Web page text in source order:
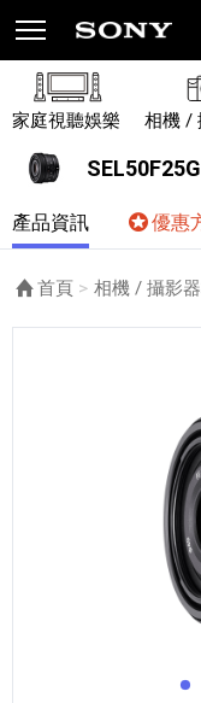
家庭視聽娛樂 相機 /
SEL50F25G
產品資訊 優惠
首頁 相機 / 攝影